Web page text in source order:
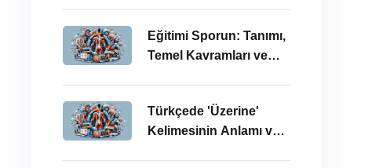
Eğitimi Sporun: Tanımı,
Temel Kavramları ve
İncelenmesi
Türkçede 'Üzerine'
Kelimesinin Anlamı ve